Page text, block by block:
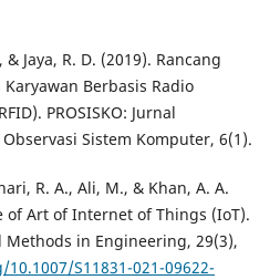
Jaya, R. D. (2019). Rancang
Berbasis Radio
PROSISKO: Jurnal
Sistem Komputer, 6(1).
R. A., Ali, M., & Khan, A. A.
of Art of Internet of Things (IoT).
in Engineering, 29(3),
S11831-021-09622-